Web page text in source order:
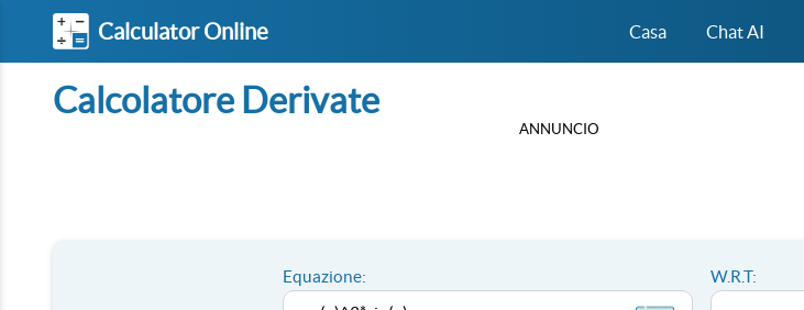
Calculator Online Casa Chat AI
Calcolatore Derivate
ANNUNCIO
Equazione: W.R.T: